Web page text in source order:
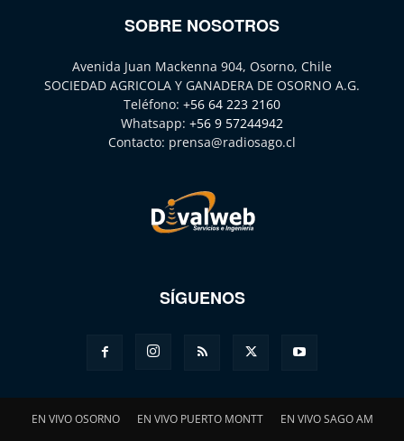
SOBRE NOSOTROS
Avenida Juan Mackenna 904, Osorno, Chile
SOCIEDAD AGRICOLA Y GANADERA DE OSORNO A.G.
Teléfono: +56 64 223 2160
Whatsapp: +56 9 57244942
Contacto: prensa@radiosago.cl
SÍGUENOS
EN VIVO OSORNO EN VIVO PUERTO MONTT EN VIVO SAGO AM